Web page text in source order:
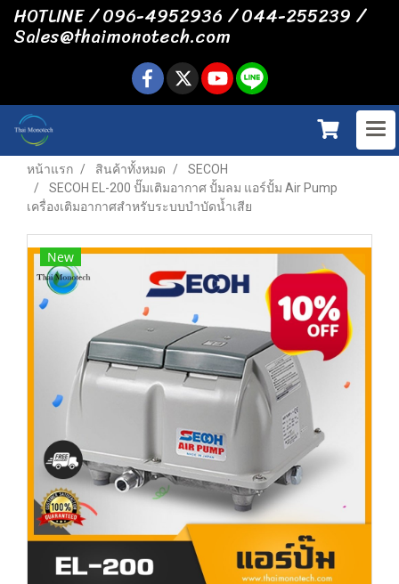
HOTLINE / 096-4952936 / 044-255239 /
Sales@thaimonotech.com
หน้าแรก สินค้าทั้งหมด
SECOH
SECOH EL-200 ปั๊มเติมอากาศ ปั้มลม แอร์ปั้ม Air Pump
เครื่องเติมอากาศสำหรับระบบบำบัดน้ำเสีย
New